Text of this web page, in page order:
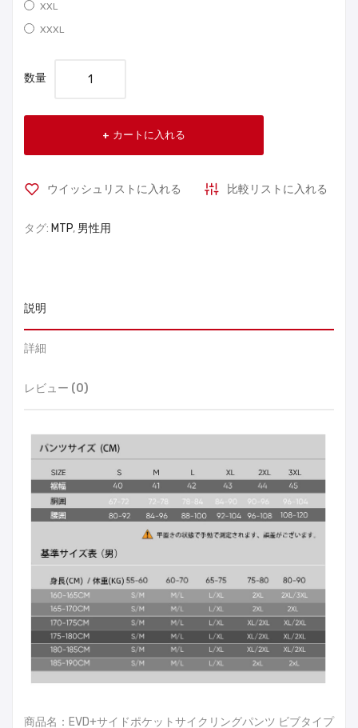
XXL
XXXL
数量
カートに入れる
ウイッシュリストに入れる 比較リストに入れる
タグ: MTP, 男性用
説明
詳細
レビュー (0)
商品名：EVD+サイドポケットサイクリングパンツ ビブタイプ